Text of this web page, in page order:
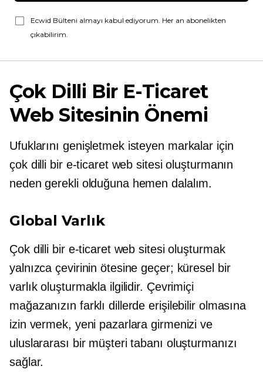
Ecwid Bülteni almayı kabul ediyorum. Her an abonelikten
çıkabilirim.
Çok Dilli Bir E-Ticaret
Web Sitesinin Önemi
Ufuklarını genişletmek isteyen markalar için
çok dilli bir e-ticaret web sitesi oluşturmanın
neden gerekli olduğuna hemen dalalım.
Global Varlık
Çok dilli bir e-ticaret web sitesi oluşturmak
yalnızca çevirinin ötesine geçer; küresel bir
varlık oluşturmakla ilgilidir. Çevrimiçi
mağazanızın farklı dillerde erişilebilir olmasına
izin vermek, yeni pazarlara girmenizi ve
uluslararası bir müşteri tabanı oluşturmanızı
sağlar.